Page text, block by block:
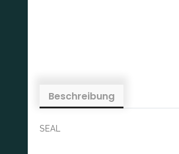
Beschreibung
SEAL